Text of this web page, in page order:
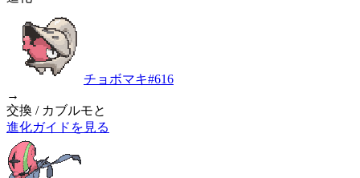
チョボマキ#616
→
交換 / カブルモと
進化ガイドを見る